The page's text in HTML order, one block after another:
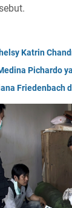
Katrin
Pichardo
Friedenbach